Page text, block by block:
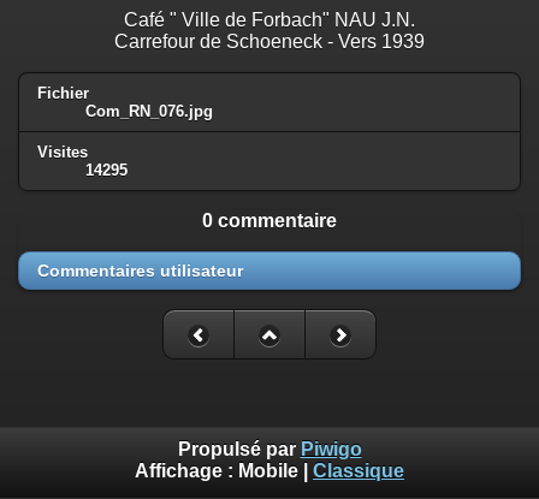
Café " Ville de Forbach" NAU J.N.
Carrefour de Schoeneck - Vers 1939
Fichier
Com_RN_076.jpg
Visites
14295
0 commentaire
Commentaires utilisateur
Propulsé par Piwigo
Affichage : Mobile Classique